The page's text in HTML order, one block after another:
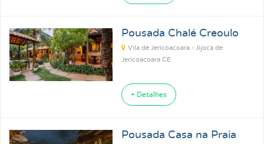
Pousada Chalé Creoulo
Vila de Jericoacoara - Jijoca de
Jericoacoara CE
+ Detalhes
Pousada Casa na Praia